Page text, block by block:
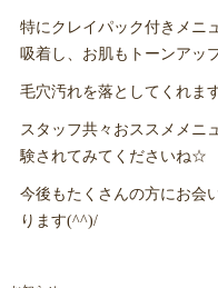
特にクレイパック付きメニ
吸着し、お肌もトーンアッ
毛穴汚れを落としてくれま
スタッフ共々おススメメニ
験されてみてくださいね☆
今後もたくさんの方にお会
ります(^^)/